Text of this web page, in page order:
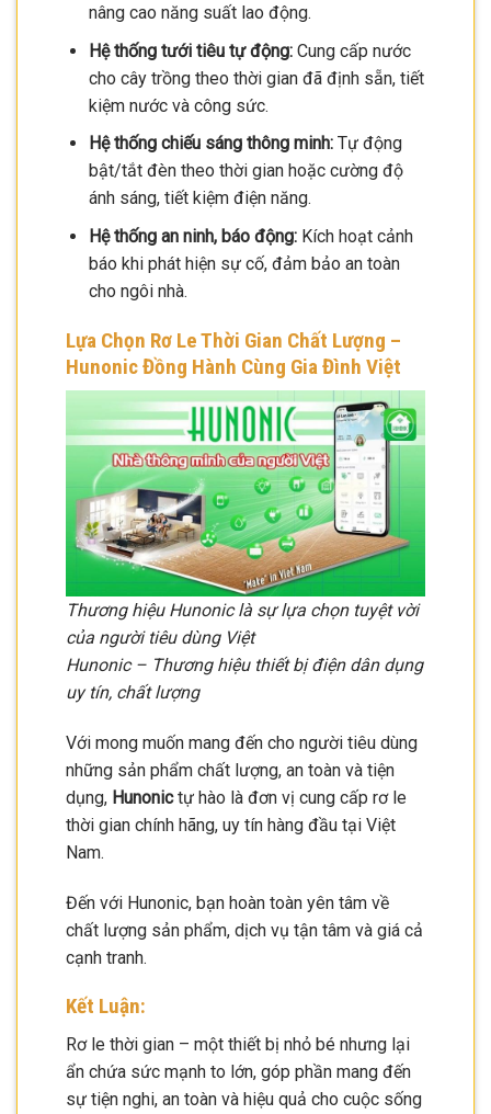
nâng cao năng suất lao động.
Hệ thống tưới tiêu tự động:Cung cấp nước
cho cây trồng theo thời gian đã định sẵn, tiết
kiệm nước và công sức.
Hệ thống chiếu sáng thông minh:Tự động
bật/tắt đèn theo thời gian hoặc cường độ
ánh sáng, tiết kiệm điện năng.
Hệ thống an ninh, báo động:Kích hoạt cảnh
báo khi phát hiện sự cố, đảm bảo an toàn
cho ngôi nhà.
Lựa Chọn Rơ Le Thời Gian Chất Lượng –
Hunonic Đồng Hành Cùng Gia Đình Việt
Thương hiệu Hunonic là sự lựa chọn tuyệt vời
của người tiêu dùng Việt
Hunonic – Thương hiệu thiết bị điện dân dụng
uy tín, chất lượng
Với mong muốn mang đến cho người tiêu dùng
những sản phẩm chất lượng, an toàn và tiện
dụng, Hunonictự hào là đơn vị cung cấp rơ le
thời gian chính hãng, uy tín hàng đầu tại Việt
Nam.
Đến với Hunonic, bạn hoàn toàn yên tâm về
chất lượng sản phẩm, dịch vụ tận tâm và giá cả
cạnh tranh.
Kết Luận:
Rơ le thời gian – một thiết bị nhỏ bé nhưng lại
ẩn chứa sức mạnh to lớn, góp phần mang đến
sự tiện nghi, an toàn và hiệu quả cho cuộc sống